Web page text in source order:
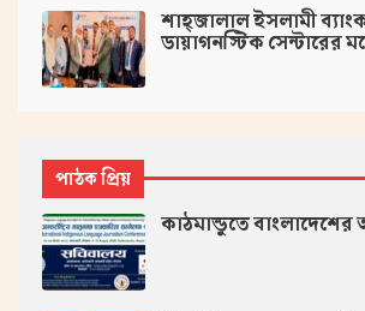
শাহ্জালাল ইসলামী
ডায়াগনস্টিক সেন্টারের
পাঠক প্রিয়
কাঠমান্ডুতে